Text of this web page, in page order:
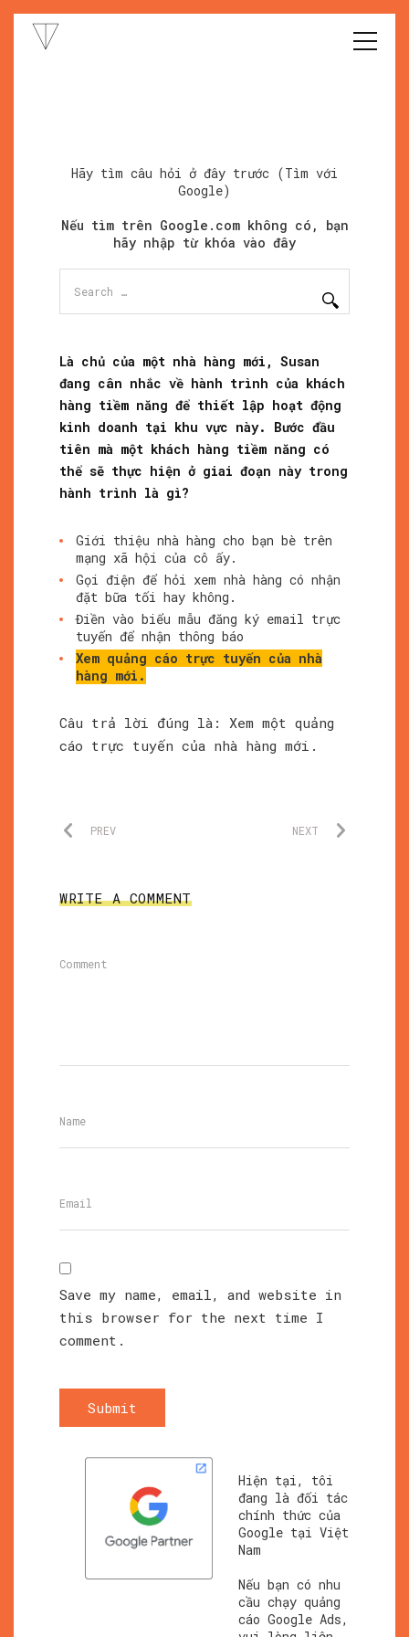
Hãy tìm câu hỏi ở đây trước (Tìm với
Google)
Nếu tìm trên Google.com không có, bạn
hãy nhập từ khóa vào đây
Là chủ của một nhà hàng mới, Susan
đang cân nhắc về hành trình của khách
hàng tiềm năng để thiết lập hoạt động
kinh doanh tại khu vực này. Bước đầu
tiên mà một khách hàng tiềm năng có
thể sẽ thực hiện ở giai đoạn này trong
hành trình là gì?
Giới thiệu nhà hàng cho bạn bè trên
mạng xã hội của cô ấy.
Gọi điện để hỏi xem nhà hàng có nhận
đặt bữa tối hay không.
Điền vào biểu mẫu đăng ký email trực
tuyến để nhận thông báo
Xem quảng cáo trực tuyến của nhà
hàng mới.
Câu trả lời đúng là: Xem một quảng
cáo trực tuyến của nhà hàng mới.
PREV NEXT
WRITE A COMMENT
Save my name, email, and website in
this browser for the next time I
comment.
Submit
Hiện tại, tôi
đang là đối tác
chính thức của
Google tại Việt
Nam
Nếu bạn có nhu
cầu chạy quảng
cáo Google Ads,